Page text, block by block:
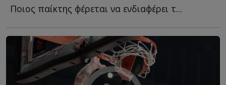
Ποιος παίκτης φέρεται να ενδιαφέρει τ...